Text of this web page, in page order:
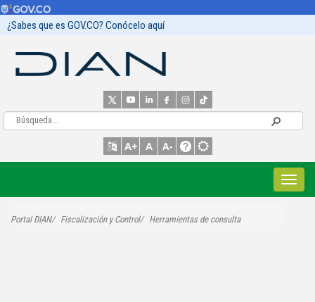
¿Sabes que es GOV.CO? Conócelo aquí
Portal DIAN Fiscalización y Control Herramientas de consulta